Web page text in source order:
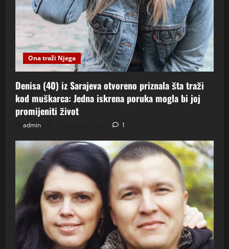
Ona traži Njega
Denisa (40) iz Sarajeva otvoreno priznala šta traži
kod muškarca: Jedna iskrena poruka mogla bi joj
promijeniti život
admin 1